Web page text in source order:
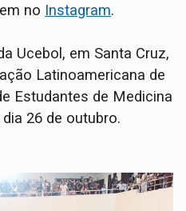
no Instagram.
Ucebol, em Santa Cruz,
Latinoamericana de
Estudantes de Medicina
26 de outubro.